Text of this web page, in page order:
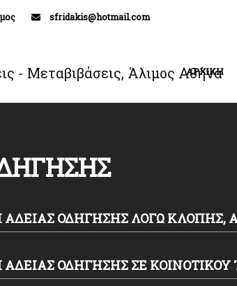
sfridakis@hotmail.com
ΑΡΧΙΚΗ
ΟΔΗΓΗΣΗΣ ΛΟΓΩ ΚΛΟΠΗΣ,
ΟΔΗΓΗΣΗΣ ΣΕ